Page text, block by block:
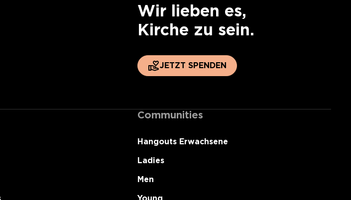
Wir lieben es,
Kirche zu sein.
JETZT SPENDEN
Communities
Hangouts Erwachsene
Ladies
Men